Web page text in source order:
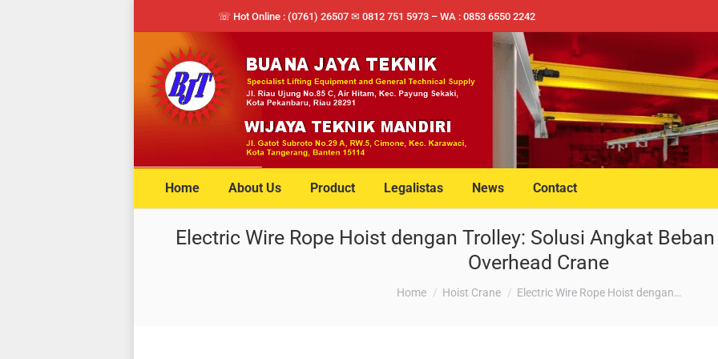
☏ Hot Online : (0761) 26507 ✉ 0812 751 5973 – WA : 0853 6550 2242
Home About Us Product Legalistas News Contact
Electric Wire Rope Hoist dengan Trolley: Solusi Angkat
Overhead Crane
Home Hoist Crane Electric Wire Rope Hoist dengan…